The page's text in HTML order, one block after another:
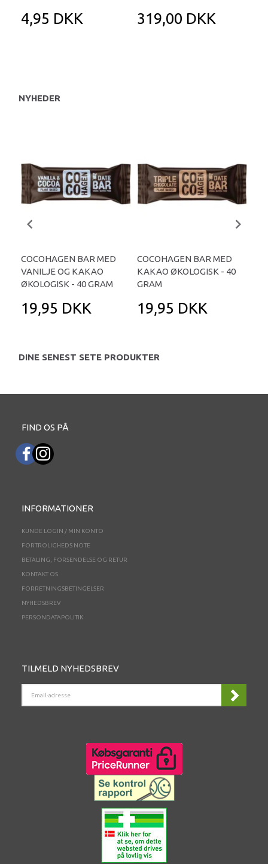
4,95 DKK 319,00 DKK
NYHEDER
COCOHAGEN BAR MED
VANILJE OG KAKAO
ØKOLOGISK - 40 GRAM
19,95 DKK
COCOHAGEN BAR MED
KAKAO ØKOLOGISK - 40
GRAM
19,95 DKK
DINE SENEST SETE PRODUKTER
FIND OS PÅ
INFORMATIONER
KUNDE LOGIN / MIN KONTO
FORTROLIGHEDS NOTE
BETALING, FORSENDELSE OG RETUR
KONTAKT OS
FORRETNINGSBETINGELSER
NYHEDSBREV
PERSONDATAPOLITIK
TILMELD NYHEDSBREV
ADRESSE